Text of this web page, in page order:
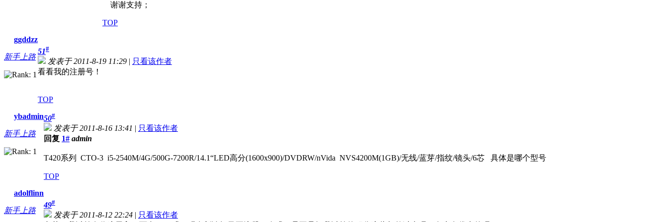
谢谢支持；
TOP
ggddzz
新手上路
51#
发表于 2011-8-19 11:29 | 只看该作者
看看我的注册号！
TOP
ybadmin
新手上路
50#
发表于 2011-8-16 13:41 | 只看该作者
回复 1# admin
T420系列 CTO-3 i5-2540M/4G/500G-7200R/14.1“LED高分(1600x900)/DVDRW/nVida NVS4200M(1GB)/无线/蓝芽/指纹/镜头/6芯 具体是哪个型号
TOP
adolflinn
新手上路
49#
发表于 2011-8-12 22:24 | 只看该作者